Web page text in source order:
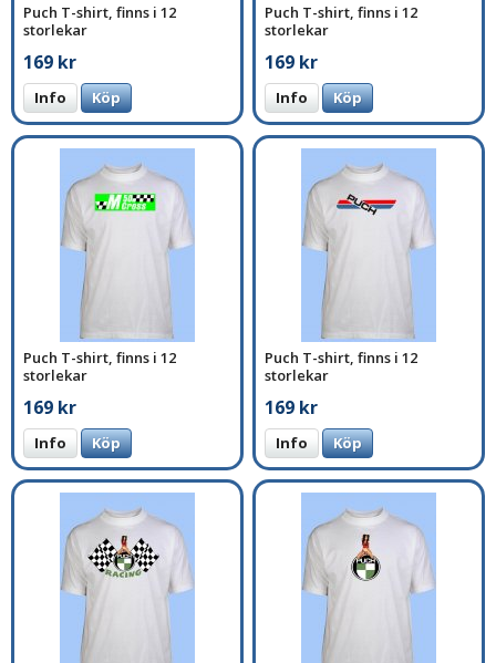
Puch T-shirt, finns i 12
storlekar
169 kr
Info Köp
Puch T-shirt, finns i 12
storlekar
169 kr
Info Köp
Puch T-shirt, finns i 12
storlekar
169 kr
Info Köp
Puch T-shirt, finns i 12
storlekar
169 kr
Info Köp